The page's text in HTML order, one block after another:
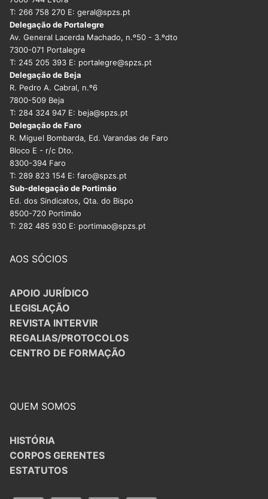
T: 266 758 270 E: geral@spzs.pt
Delegação de Portalegre
Av. General Lacerda Machado, n.º50 - 3.ºdto
7300-071 Portalegre
T: 245 205 393 E: portalegre@spzs.pt
Delegação de Beja
R. Pedro A. Cabral, n.º6
7800-509 Beja
T: 284 324 947 E: beja@spzs.pt
Delegação de Faro
R. Miguel Bombarda, Ed. Varandas de Faro
Bloco E - r/c Dto.
8300-394 Faro
T: 289 823 154 E: faro@spzs.pt
Sub-delegação de Portimão
Ed. dos Sindicatos, Qta. do Bispo
8500-720 Portimão
T: 282 485 930 E: portimao@spzs.pt
AOS SÓCIOS
APOIO JURÍDICO
LEGISLAÇÃO
REVISTA INTERVIR
REGALIAS/PROTOCOLOS
CENTRO DE FORMAÇÃO
QUEM SOMOS
HISTÓRIA
CORPOS GERENTES
ESTATUTOS